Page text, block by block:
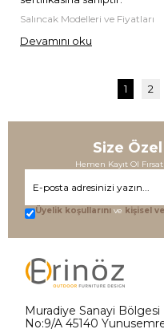
Salıncak Modelleri ve Fiyatları
Devamını oku
1 2
Size
Hemen Kayıt Ol
Üyelik koşullarını ve kişisel
Muradiye Sanayi
No:9/A 45140